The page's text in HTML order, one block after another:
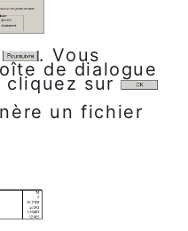
. Vous
de dialogue
cliquez sur
un fichier